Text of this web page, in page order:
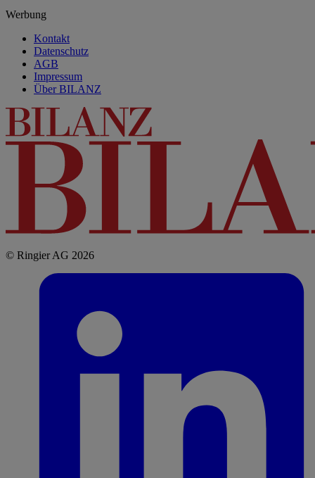
Werbung
Kontakt
Datenschutz
AGB
Impressum
Über BILANZ
© Ringier AG 2026